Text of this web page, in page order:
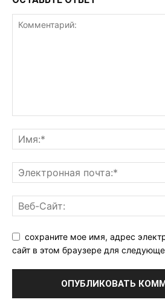
сохраните мое имя, адрес
сайт в этом браузере для